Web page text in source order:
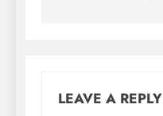
LEAVE A REPLY